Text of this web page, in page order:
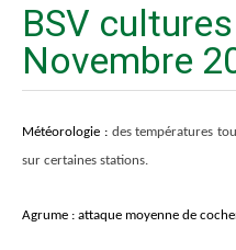
BSV
Novembre
Météorologie : des températures
sur certaines stations.
Agrume : attaque moyenne de